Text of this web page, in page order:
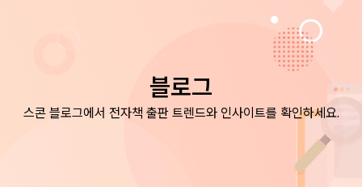
블로그
스콘 블로그에서 전자책 출판 트렌드와 인사이트를 확인하세요.